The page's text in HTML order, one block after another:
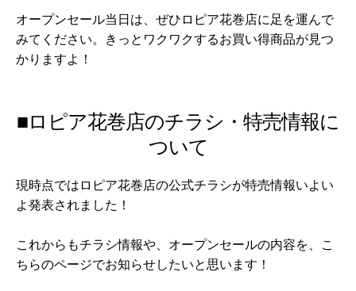
オープンセール当日は、ぜひロピア花巻店に足を運んで
みてください。きっとワクワクするお買い得商品が見つ
かりますよ！
■ロピア花巻店のチラシ・特売情報に
ついて
現時点ではロピア花巻店の公式チラシが特売情報いよい
よ発表されました！
これからもチラシ情報や、オープンセールの内容を、こ
ちらのページでお知らせしたいと思います！